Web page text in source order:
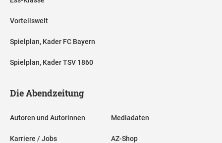
Vorteilswelt
Spielplan, Kader FC Bayern
Spielplan, Kader TSV 1860
Die Abendzeitung
Autoren und Autorinnen
Karriere / Jobs
Mediadaten
AZ-Shop